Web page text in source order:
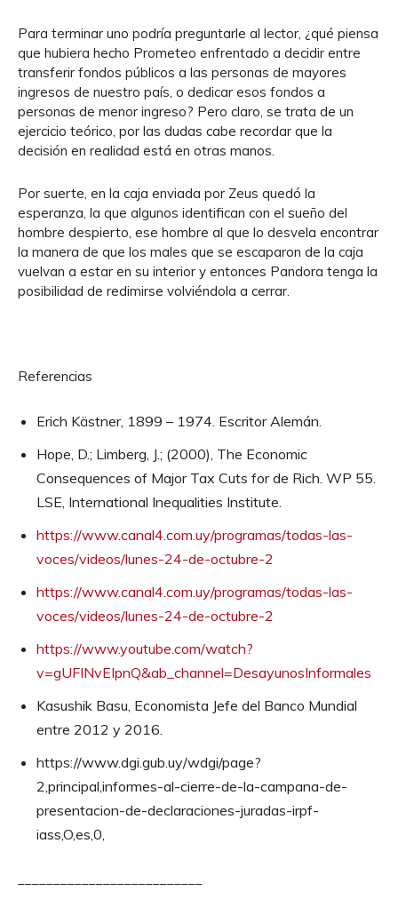
Para terminar uno podría preguntarle al lector, ¿qué piensa
que hubiera hecho Prometeo enfrentado a decidir entre
transferir fondos públicos a las personas de mayores
ingresos de nuestro país, o dedicar esos fondos a
personas de menor ingreso? Pero claro, se trata de un
ejercicio teórico, por las dudas cabe recordar que la
decisión en realidad está en otras manos.
Por suerte, en la caja enviada por Zeus quedó la
esperanza, la que algunos identifican con el sueño del
hombre despierto, ese hombre al que lo desvela encontrar
la manera de que los males que se escaparon de la caja
vuelvan a estar en su interior y entonces Pandora tenga la
posibilidad de redimirse volviéndola a cerrar.
Referencias
Erich Kästner, 1899 – 1974. Escritor Alemán.
Hope, D.; Limberg, J.; (2000), The Economic
Consequences of Major Tax Cuts for de Rich. WP 55.
LSE, International Inequalities Institute.
https://www.canal4.com.uy/programas/todas-las-
voces/videos/lunes-24-de-octubre-2
https://www.canal4.com.uy/programas/todas-las-
voces/videos/lunes-24-de-octubre-2
https://www.youtube.com/watch?
v=gUFINvEIpnQ&ab_channel=DesayunosInformales
Kasushik Basu, Economista Jefe del Banco Mundial
entre 2012 y 2016.
https://www.dgi.gub.uy/wdgi/page?
2,principal,informes-al-cierre-de-la-campana-de-
presentacion-de-declaraciones-juradas-irpf-
iass,O,es,0,